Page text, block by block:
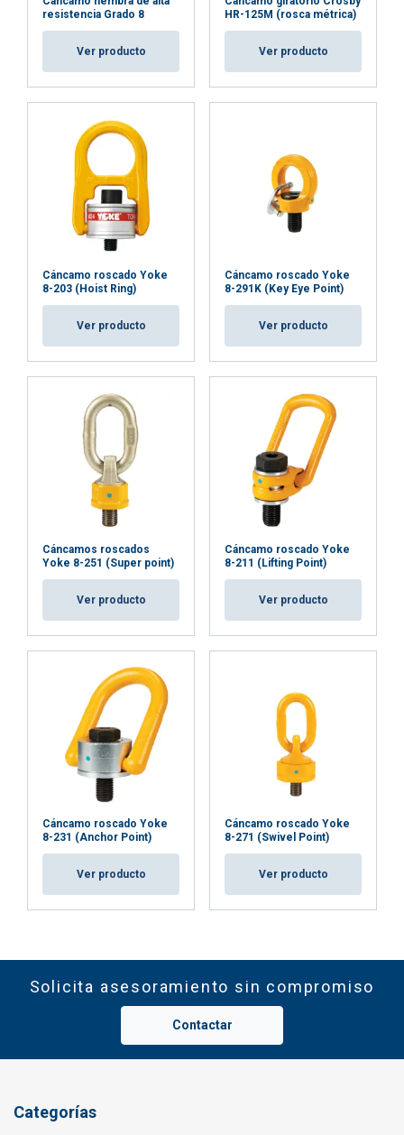
resistencia Grado 8
Ver producto
HR-125M (rosca métrica)
Ver producto
Cáncamo roscado Yoke
8-203 (Hoist Ring)
Ver producto
Cáncamo roscado Yoke
8-291K (Key Eye Point)
Ver producto
Cáncamos roscados
Yoke 8-251 (Super point)
Ver producto
Cáncamo roscado Yoke
8-211 (Lifting Point)
Ver producto
Cáncamo roscado Yoke
8-231 (Anchor Point)
Ver producto
Cáncamo roscado Yoke
8-271 (Swivel Point)
Ver producto
Solicita asesoramiento sin compromiso
Contactar
Categorías
ACEPTAR TODO
RECHAZAR TODO
MOSTRAR DETALLES